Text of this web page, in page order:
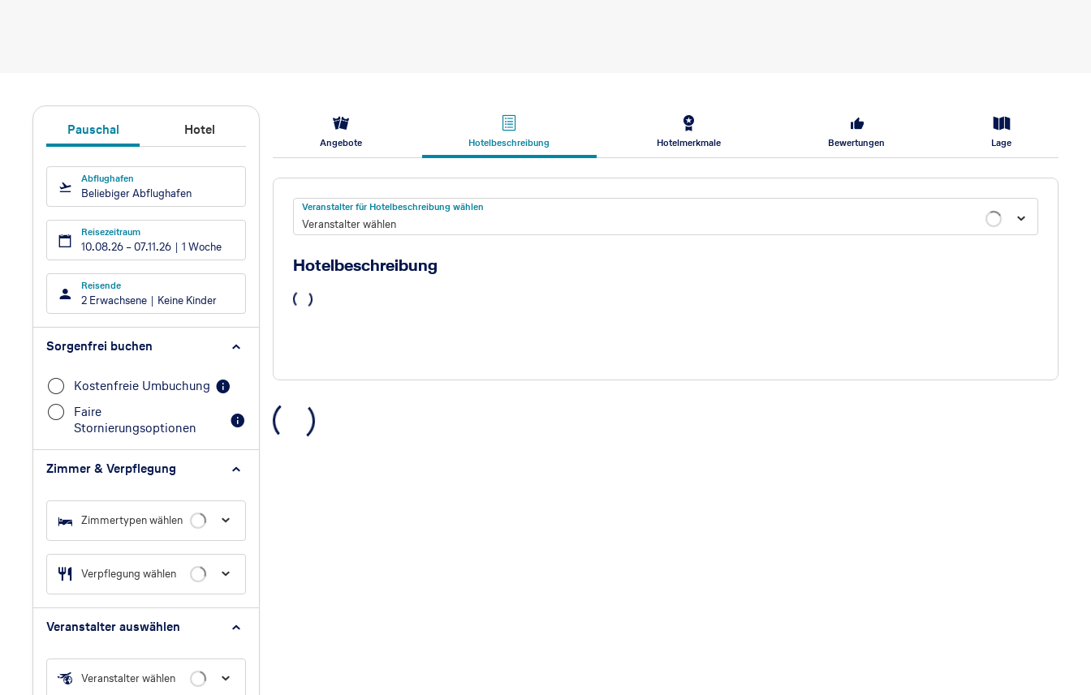
Pauschal Hotel
Abflughafen
Beliebiger Abflughafen
Reisezeitraum
10.08.26 –07.11.26 1 Woche
Reisende
2 Erwachsene Keine Kinder
Sorgenfrei buchen
Kostenfreie Umbuchung
Faire
Stornierungsoptionen
Zimmer & Verpflegung
Zimmertypen wählen
Verpflegung wählen
Veranstalter auswählen
Veranstalter wählen
Angebote Hotelbeschreibung Hotelmerkmale Bewertungen Lage
Hotelbeschreibung
Veranstalter für Hotelbeschreibung wählen
Veranstalter wählen
Hotelbeschreibung